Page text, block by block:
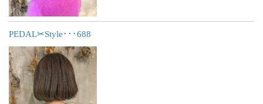
PEDAL✂︎Style･･･688